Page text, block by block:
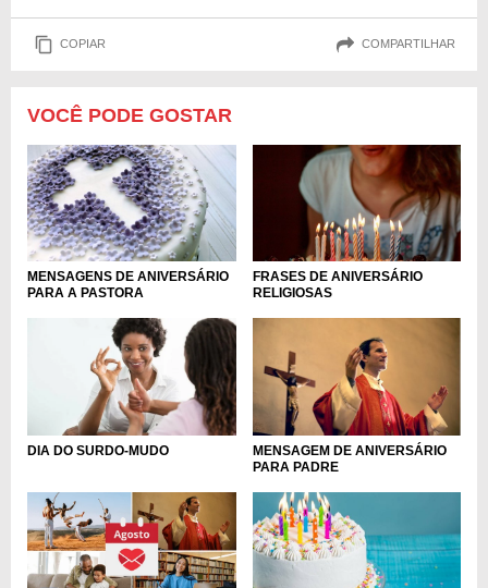
COPIAR COMPARTILHAR
VOCÊ PODE GOSTAR
MENSAGENS DE ANIVERSÁRIO
PARA A PASTORA
FRASES DE ANIVERSÁRIO
RELIGIOSAS
DIA DO SURDO-MUDO
MENSAGEM DE ANIVERSÁRIO
PARA PADRE